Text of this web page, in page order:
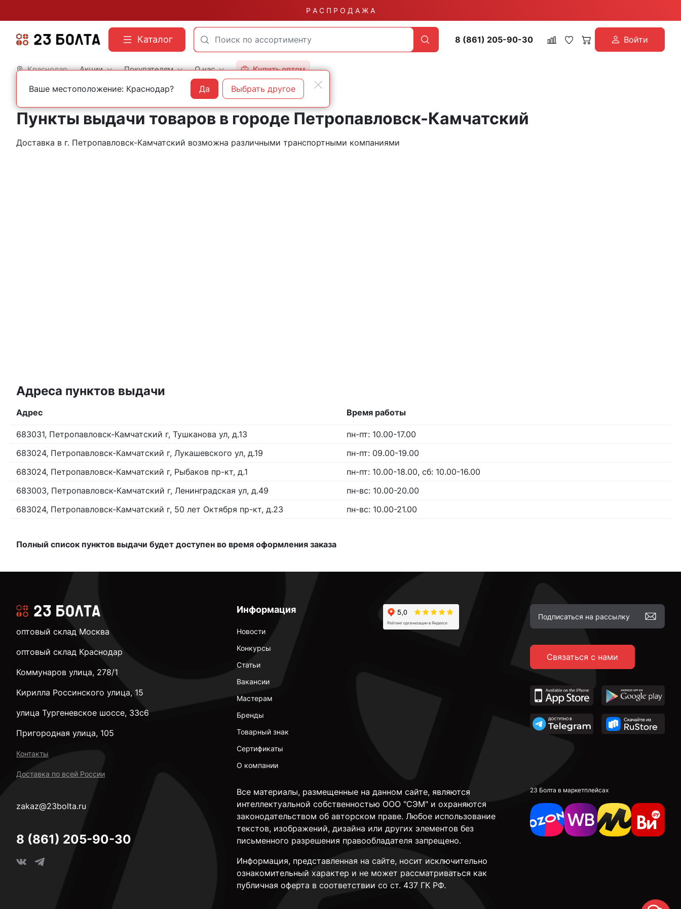
Р А С П Р О Д А Ж А
Каталог 8 (861) 205-90-30 Войти
Краснодар Акции Покупателям О нас Купить оптом
Главная Контакты Петропавловск-Камчатский
Пункты выдачи товаров в городе Петропавловск-Камчатский
Доставка в г. Петропавловск-Камчатский возможна различными транспортными компаниями
Адреса пунктов выдачи
Адрес Время работы
683031, Петропавловск-Камчатский г, Тушканова ул, д.13
пн-пт: 10.00-17.00
683024, Петропавловск-Камчатский г, Лукашевского ул, д.19
пн-пт: 09.00-19.00
683024, Петропавловск-Камчатский г, Рыбаков пр-кт, д.1
пн-пт: 10.00-18.00, сб: 10.00-16.00
683003, Петропавловск-Камчатский г, Ленинградская ул, д.49
пн-вс: 10.00-20.00
683024, Петропавловск-Камчатский г, 50 лет Октября пр-кт, д.23
пн-вс: 10.00-21.00
Полный список пунктов выдачи будет доступен во время оформления заказа
Информация
Новости
Конкурсы
Статьи
Вакансии
Мастерам
Бренды
Товарный знак
Сертификаты
О компании
Связаться с нами
Все материалы, размещенные на данном сайте, являются
интеллектуальной собственностью ООО "СЭМ" и охраняются
законодательством об авторском праве. Любое использование
текстов, изображений, дизайна или других элементов без
письменного разрешения правообладателя запрещено.
Информация, представленная на сайте, носит исключительно
ознакомительный характер и не может рассматриваться как
публичная оферта в соответствии со ст. 437 ГК РФ.
23 Болта в маркетплейсах
оптовый склад Москва
оптовый склад Краснодар
Коммунаров улица, 278/1
Кирилла Россинского улица, 15
улица Тургеневское шоссе, 33с6
Пригородная улица, 105
Контакты
Доставка по всей России
zakaz@23bolta.ru
8 (861) 205-90-30
Ваше местоположение: Краснодар? Да Выбрать другое